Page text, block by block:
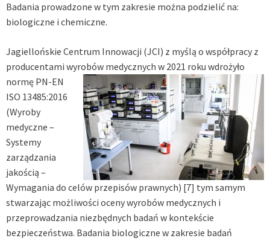
Badania prowadzone w tym zakresie można podzielić na:
biologiczne i chemiczne.
Jagiellońskie Centrum Innowacji (JCI) z myślą o współpracy z
producentami wyrobów medycznych w 2021 roku wdrożyło
normę PN-EN
ISO 13485:2016
(Wyroby
medyczne –
Systemy
zarządzania
jakością –
Wymagania do celów przepisów prawnych) [7] tym samym
stwarzając możliwości oceny wyrobów medycznych i
przeprowadzania niezbędnych badań w kontekście
bezpieczeństwa. Badania biologiczne w zakresie badań